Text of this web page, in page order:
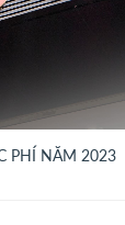
PHÍ NĂM 2023